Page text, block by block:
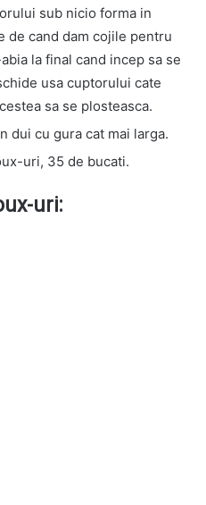
sub nicio forma in
de cand dam cojile pentru
la final cand incep sa se
usa cuptorului cate
sa se plosteasca.
dui cu gura cat mai larga.
uri, 35 de bucati.
uri: